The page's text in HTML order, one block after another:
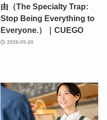
由（The Specialty Trap:
Stop Being Everything to
Everyone.）｜CUEGO
2026-05-20